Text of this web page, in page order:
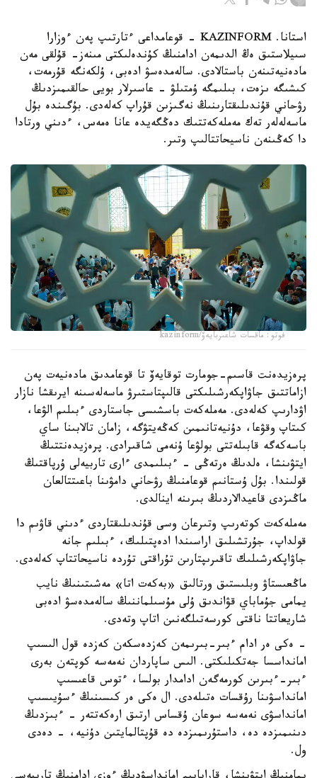
استانا. KAZINFORM - قوعامداعى ءتارتىپ پەن ءوزارا
سىيلاستىق ەڭ الدىمەن ادامنىڭ كۇندەلىكتى مىنەز- قۇلقى مەن
مادەنيەتىنەن باستالادى. سالەمدەسۋ ادەبى، ۇلكەنگە قۇرمەت،
كىشىگە ىزەت، بىلىمگە ۇمتىلۋ - عاسىرلار بويى حالقىمىزدىڭ
رۋحاني قۇندىلىقتارىنىڭ نەگىزىن قۇراپ كەلەدى. بۇگىندە بۇل
ماسەلەلەر تەك مەملەكەتتىك دەڭگەيدە عانا ەمەس، ءدىني ورتادا
دا كەڭىنەن ناسيحاتتالىپ وتىر.
فوتو: ماقسات شاعىربايەۆ/kazinform
پرەزيدەنت قاسىم-جومارت توقايەۆ تا قوعامدىق مادەنيەت پەن
ازاماتتىق جاۋاپكەرشىلىكتى قالىپتاستىرۋ ماسەلەسىنە ايرىقشا نازار
اۋدارىپ كەلەدى. مەملەكەت باسشىسى جاستاردى ءبىلىم الۋعا،
كىتاپ وقۋعا، دۇنيەتانىمىن كەڭەيتۋگە، زامان تالابىنا ساي
باسەكەگە قابىلەتتى بولۋعا ۇنەمى شاقىرادى. پرەزيدەنتتىڭ
ايتۋىنشا، ەلدىڭ ەرتەڭى - ءبىلىمدى ءارى تاربيەلى ۇرپاقتىڭ
قولىندا. بۇل ۇستانىم قوعامنىڭ رۋحاني دامۋىنا باعىتتالعان
ماڭىزدى قاعيدالاردىڭ بىرىنە اينالدى.
مەملەكەت كوتەرىپ وتىرعان وسى قۇندىلىقتاردى ءدىني قاۋىم دا
قولداپ، جۇرتشىلىق اراسىندا ادەپتىلىك، ءبىلىم جانە
جاۋاپكەرشىلىك تاقىرىپتارىن تۇراقتى تۇردە ناسيحاتتاپ كەلەدى.
ماڭعىستاۋ وبلىستىق ورتالىق «بەكەت اتا» مەشىتىنىڭ نايب
يمامى جۇماباي قۋاندىق ۇلى مۇسىلماننىڭ سالەمدەسۋ ادەبى
شاريعاتتا ناقتى كورسەتىلگەنىن اتاپ وتەدى.
- ەكى ەر ادام ءبىر-بىرىمەن كەزدەسكەن كەزدە قول الىسىپ
امانداسسا جەتكىلىكتى. الىس ساپاردان نەمەسە كوپتەن بەرى
ءبىر-ءبىرىن كورمەگەن ادامدار بولسا، ءتوس قاعىسىپ
امانداسۋىنا رۇقسات ەتىلەدى. ال ەكى ەر كىسىنىڭ ءسۇيىسىپ
امانداسۋى نەمەسە سوعان ۇقساس ارتىق ارەكەتتەر - ءبىزدىڭ
دىنىمىزدە دە، داستۇرىمىزدە دە قۇپتالمايتىن دۇنيە، - دەدى
ول.